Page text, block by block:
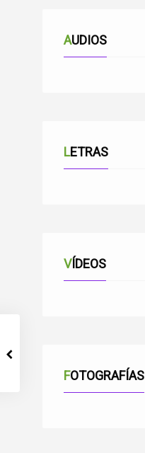
AUDIOS
LETRAS
VÍDEOS
FOTOGRAFÍAS